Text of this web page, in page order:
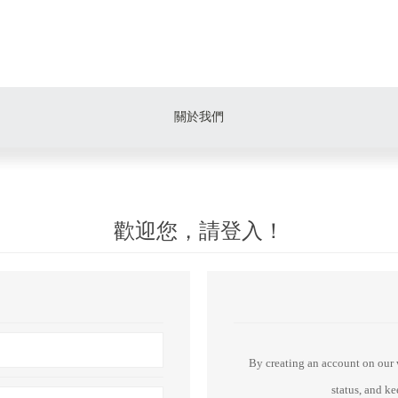
關於我們
歡迎您，請登入！
By creating an account on our
status, and